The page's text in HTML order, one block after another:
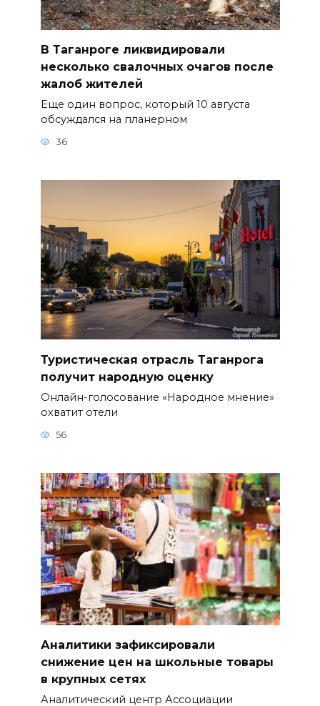
В Таганроге ликвидировали
несколько свалочных очагов после
жалоб жителей
Еще один вопрос, который 10 августа
обсуждался на планерном
36
Туристическая отрасль Таганрога
получит народную оценку
Онлайн-голосование «Народное мнение»
охватит отели
56
Аналитики зафиксировали
снижение цен на школьные товары
в крупных сетях
Аналитический центр Ассоциации